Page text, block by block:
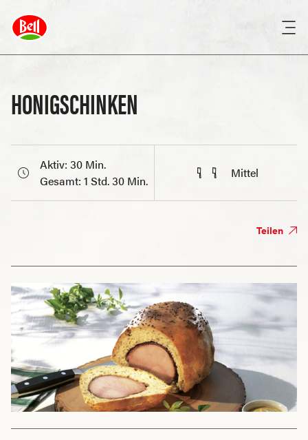
HONIGSCHINKEN
Aktiv: 30 Min.
Gesamt: 1 Std. 30 Min.
Mittel
Teilen